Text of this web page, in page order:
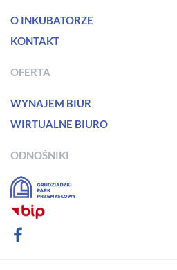
O INKUBATORZE
KONTAKT
OFERTA
WYNAJEM BIUR
WIRTUALNE BIURO
ODNOŚNIKI